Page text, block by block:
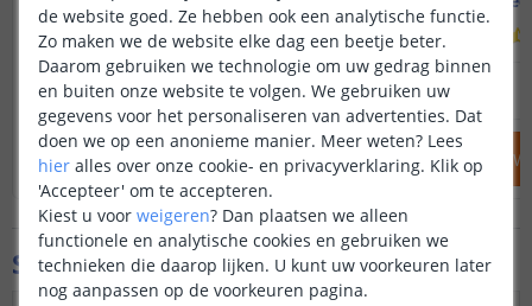
(21 reviews)
OP VOORRAAD 25,95
IN WINKELWAGEN
OP VOORRAAD
IN
Specificaties
de website goed. Ze hebben ook een analytische functie.
Zo maken we de website elke dag een beetje beter.
Daarom gebruiken we technologie om uw gedrag binnen
en buiten onze website te volgen. We gebruiken uw
gegevens voor het personaliseren van advertenties. Dat
doen we op een anonieme manier. Meer weten? Lees
hier alles over onze cookie- en privacyverklaring. Klik op
'Accepteer' om te accepteren.
Kiest u voor weigeren? Dan plaatsen we alleen
functionele en analytische cookies en gebruiken we
technieken die daarop lijken. U kunt uw voorkeuren later
nog aanpassen op de voorkeuren pagina.